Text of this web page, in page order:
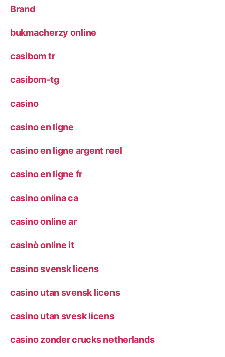
Brand
bukmacherzy online
casibom tr
casibom-tg
casino
casino en ligne
casino en ligne argent reel
casino en ligne fr
casino onlina ca
casino online ar
casinò online it
casino svensk licens
casino utan svensk licens
casino utan svesk licens
casino zonder crucks netherlands